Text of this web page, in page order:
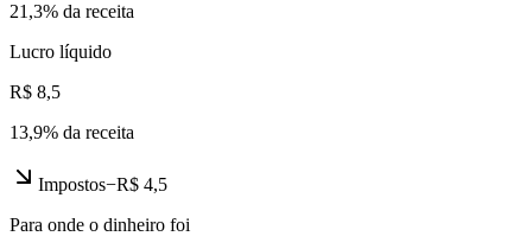
21,3% da receita
Lucro líquido
R$ 8,5
13,9% da receita
Impostos−R$ 4,5
Para onde o dinheiro foi